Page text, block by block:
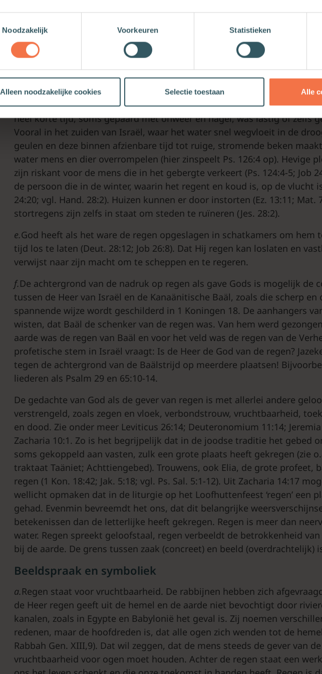
Noodzakelijk
Voorkeuren Statistieken
Alleen noodzakelijke cookies Selectie toestaan Alle
c.Het ontbreken van voldoende regen brengt droogte. De gevolgen
rampzalig, zoals Jeremia 14:1-6 en Joël 1:15-20 indringend beschrijven.
alleen dréiging voor Israël, het is meer dan eens zijn ervaring geweest
d.Ging van het ontbreken van regen direct levensgevaar uit, ook te veel
heel korte tijd, soms gepaard met onweer en hagel, was lastig of zelfs
Vooral in het zuiden van Israël, waar het water snel wegvloeit in de
geulen en deze binnen afzienbare tijd tot ruige, stromende beken
water mens en dier overrompelen (hier zinspeelt Ps. 126:4 op). Hevige
zijn riskant voor de mens die in het gebergte verkeert (Ps. 124:4-5; Job
de persoon die in de winter, waarin het regent en koud is, op de vlucht
24:20; vgl. Hand. 28:2). Huizen kunnen er door instorten (Ez. 13:11; Mat.
stortregens zijn zelfs in staat om steden te ruïneren (Jes. 28:2).
e.God heeft als het ware de regen opgeslagen in schatkamers om hem
tijd los te laten (Deut. 28:12; Job 26:8). Dat Hij regen kan loslaten en
verwijst naar zijn macht om te scheppen en te regeren.
f.De achtergrond van de nadruk op regen als gave Gods is mogelijk de
tussen de Heer van Israël en de Kanaänitische Baäl, zoals die scherp en
spannende wijze wordt geschilderd in 1 Koningen 18. De aanhangers
wisten, dat Baäl de schenker van de regen was. Van hem werd
aarde was de regen van Baäl en voor het veld was de regen van de
profetische stem in Israël vraagt: Is de Heer de God van de regen?
tegen de achtergrond van de Baälstrijd op meerdere plaatsen!
liederen als Psalm 29 en 65:10-14.
De gedachte van God als de gever van regen is met allerlei andere
verstrengeld, zoals zegen en vloek, verbondstrouw, vruchtbaarheid,
en dood. Zie onder meer Leviticus 26:14; Deuteronomium 11:14;
Zacharia 10:1. Zo is het begrijpelijk dat in de joodse traditie het gebed
soms gekoppeld aan vasten, zulk een grote plaats heeft gekregen (zie
traktaat Taäniet; Achttiengebed). Trouwens, ook Elia, de grote profeet,
regen (1 Kon. 18:42; Jak. 5:18; vgl. Ps. Sal. 5:1-12). Uit Zacharia 14:17
wellicht opmaken dat in de liturgie op het Loofhuttenfeest ‘regen’ een
gehad. Evenmin bevreemdt het ons, dat dit belangrijke
betekenissen dan de letterlijke heeft gekregen. Regen is meer dan
water. Regen spreekt geloofstaal, regen verbeeldt de betrokkenheid
bij de aarde. De grens tussen zaak (concreet) en beeld (overdrachtelijk)
Beeldspraak en symboliek
a.Regen staat voor vruchtbaarheid. De rabbijnen hebben zich
de Heer regen geeft uit de hemel en de aarde niet bevochtigt door
kanalen, zoals in Egypte en Babylonië het geval is. Zij noemen
redenen, maar de hoofdreden is, dat alle ogen zich wenden tot de
Rabbah Gen. XIII,9). Dat wil zeggen, dat de mens steeds de gever van de
vruchtbaarheid voor ogen moet houden. Achter de regen staat een